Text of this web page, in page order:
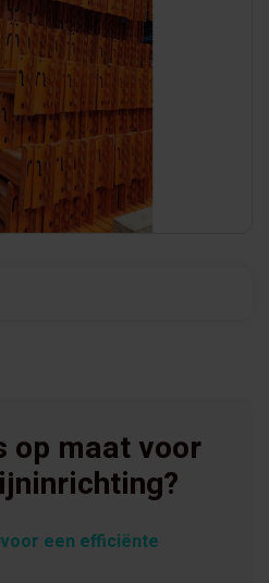
op maat voor
een efficiënte